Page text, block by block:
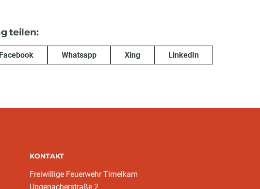
teilen:
Facebook Whatsapp Xing LinkedIn
KONTAKT
Freiwillige Feuerwehr Timelkam
Ungenacherstraße 2